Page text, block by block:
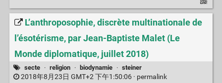
L’anthroposophie, discrète multinationale de
l’ésotérisme, par Jean-Baptiste Malet (Le
Monde diplomatique, juillet 2018)
secte · religion · biodynamie · steiner
2018年8月23日 GMT+2 下午1:50:06 · permalink